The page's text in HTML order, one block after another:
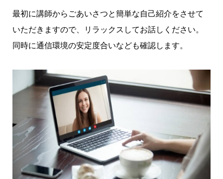
最初に講師からごあいさつと簡単な自己紹介をさせて
いただきますので、リラックスしてお話しください。
同時に通信環境の安定度合いなども確認します。